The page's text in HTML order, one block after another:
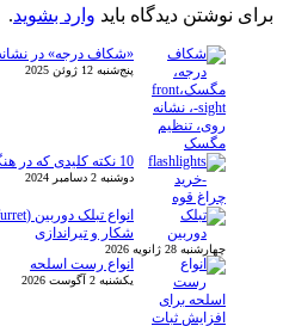
برای نوشتن دیدگاه باید وارد بشوید.
«شکاف درجه» در
پنج‌شنبه 12 ژوئن 2025
10 نکته کلیدی که در هنگام خرید چراغ قوه باید بدانید
دوشنبه 2 دسامبر 2024
شکار و تیراندازی
چهارشنبه 28 ژانویه 2026
انواع رست اسلحه
یکشنبه 2 آگوست 2026